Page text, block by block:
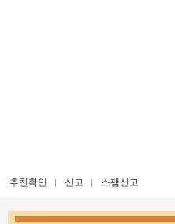
추천확인 신고 스팸신고